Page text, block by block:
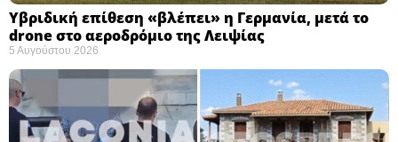
Υβριδική επίθεση «βλέπει» η Γερμανία, μετά το
drone στο αεροδρόμιο της Λειψίας
5 Αυγούστου 2026